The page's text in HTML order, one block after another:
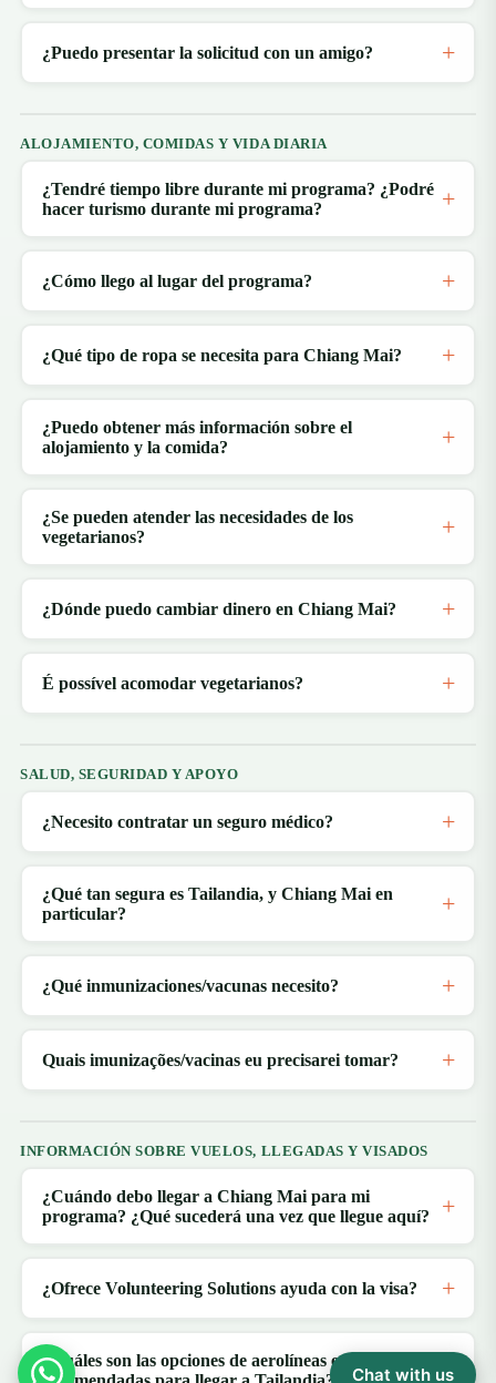
¿Puedo presentar la solicitud con un amigo?
ALOJAMIENTO, COMIDAS Y VIDA DIARIA
¿Tendré tiempo libre durante mi programa? ¿Podré
hacer turismo durante mi programa?
¿Cómo llego al lugar del programa?
¿Qué tipo de ropa se necesita para Chiang Mai?
¿Puedo obtener más información sobre el
alojamiento y la comida?
¿Se pueden atender las necesidades de los
vegetarianos?
¿Dónde puedo cambiar dinero en Chiang Mai?
É possível acomodar vegetarianos?
SALUD, SEGURIDAD Y APOYO
¿Necesito contratar un seguro médico?
¿Qué tan segura es Tailandia, y Chiang Mai en
particular?
¿Qué inmunizaciones/vacunas necesito?
Quais imunizações/vacinas eu precisarei tomar?
INFORMACIÓN SOBRE VUELOS, LLEGADAS Y VISADOS
¿Cuándo debo llegar a Chiang Mai para mi
programa? ¿Qué sucederá una vez que llegue aquí?
¿Ofrece Volunteering Solutions ayuda con la visa?
¿Cuáles son las opciones de aerolíneas económicas
Chat with us